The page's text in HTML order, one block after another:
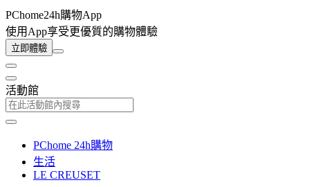
PChome24h購物App
使用App享受更優質的購物體驗
立即體驗
活動館
PChome 24h購物
生活
LE CREUSET